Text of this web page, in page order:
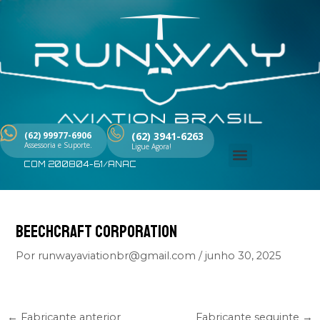
conteúdo
(62) 99977-6906
Assessoria e Suporte.
(62) 3941-6263
Ligue Agora!
COM 200804-61/ANAC
BEECHCRAFT CORPORATION
Por runwayaviationbr@gmail.com/ junho 30, 2025
← Fabricante anterior Fabricante seguinte →